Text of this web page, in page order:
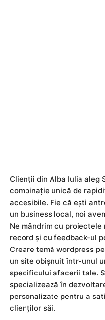
Clienții din Alba Iulia aleg
combinație unică de
accesibile. Fie că ești
un business local, noi
Ne mândrim cu
record și cu feedback-ul
Creare temă wordpress
un site obișnuit într-unul
specificului afacerii tale.
specializează în
personalizate pentru a
clienților săi.